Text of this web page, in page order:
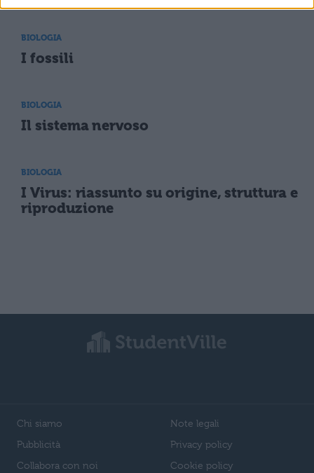
BIOLOGIA
I fossili
BIOLOGIA
Il sistema nervoso
BIOLOGIA
I Virus: riassunto su origine, struttura e
riproduzione
Chi siamo
Pubblicità
Collabora con noi
Note legali
Privacy policy
Cookie policy